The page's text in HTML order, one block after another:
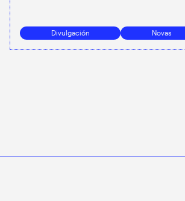
Divulgación Novas